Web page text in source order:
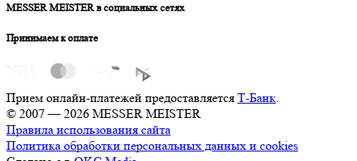
MESSER MEISTER в социальных сетях
Принимаем к оплате
Прием онлайн-платежей предоставляется Т-Банк.
© 2007 — 2026 MESSER MEISTER
Правила использования сайта
Политика обработки персональных данных и cookies